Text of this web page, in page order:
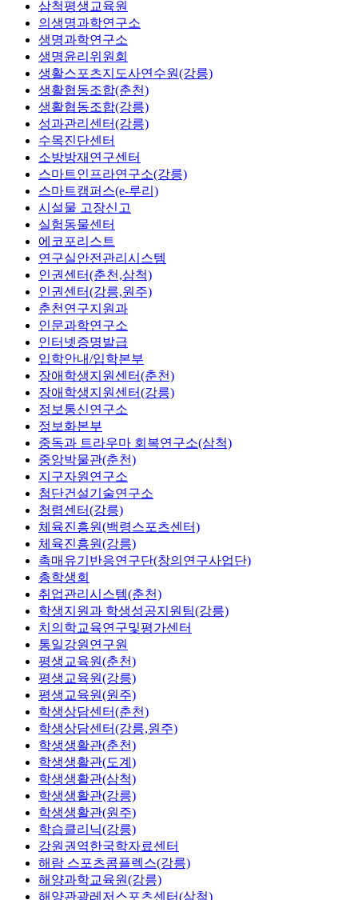
삼척평생교육원
의생명과학연구소
생명과학연구소
생명윤리위원회
생활스포츠지도사연수원(강릉)
생활협동조합(춘천)
생활협동조합(강릉)
성과관리센터(강릉)
수목진단센터
소방방재연구센터
스마트인프라연구소(강릉)
스마트캠퍼스(e-루리)
시설물 고장신고
실험동물센터
에코포리스트
연구실안전관리시스템
인권센터(춘천,삼척)
인권센터(강릉,원주)
춘천연구지원과
인문과학연구소
인터넷증명발급
입학안내/입학본부
장애학생지원센터(춘천)
장애학생지원센터(강릉)
정보통신연구소
정보화본부
중독과 트라우마 회복연구소(삼척)
중앙박물관(춘천)
지구자원연구소
첨단건설기술연구소
청렴센터(강릉)
체육진흥원(백령스포츠센터)
체육진흥원(강릉)
촉매유기반응연구단(창의연구사업단)
총학생회
취업관리시스템(춘천)
학생지원과 학생성공지원팀(강릉)
치의학교육연구및평가센터
통일강원연구원
평생교육원(춘천)
평생교육원(강릉)
평생교육원(원주)
학생상담센터(춘천)
학생상담센터(강릉,원주)
학생생활관(춘천)
학생생활관(도계)
학생생활관(삼척)
학생생활관(강릉)
학생생활관(원주)
학습클리닉(강릉)
강원권역한국학자료센터
해람 스포츠콤플렉스(강릉)
해양과학교육원(강릉)
해양관광레저스포츠센터(삼척)